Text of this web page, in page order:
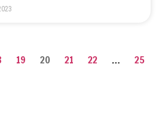
19 20 21 22 … 25